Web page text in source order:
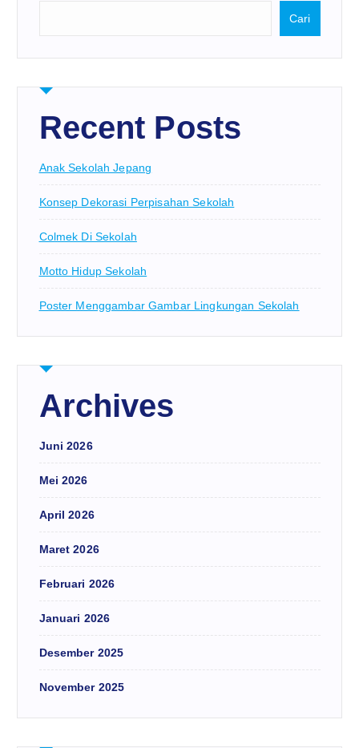
Cari
Recent Posts
Anak Sekolah Jepang
Konsep Dekorasi Perpisahan Sekolah
Colmek Di Sekolah
Motto Hidup Sekolah
Poster Menggambar Gambar Lingkungan Sekolah
Archives
Juni 2026
Mei 2026
April 2026
Maret 2026
Februari 2026
Januari 2026
Desember 2025
November 2025